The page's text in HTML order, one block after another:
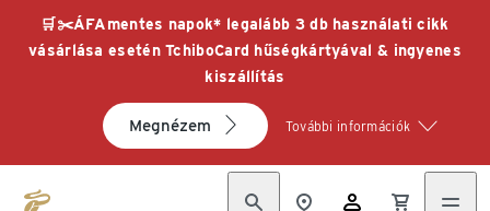
🛒✂️ÁFAmentes napok* legalább 3 db használati cikk
vásárlása esetén TchiboCard hűségkártyával & ingyenes
kiszállítás
Megnézem További információk